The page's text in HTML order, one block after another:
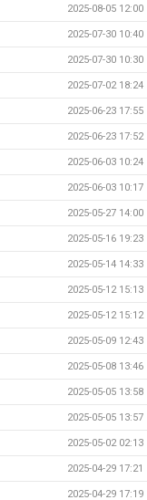
2025-08-05 12:00
2025-07-30 10:40
2025-07-30 10:30
2025-07-02 18:24
2025-06-23 17:55
2025-06-23 17:52
2025-06-03 10:24
2025-06-03 10:17
2025-05-27 14:00
2025-05-16 19:23
2025-05-14 14:33
2025-05-12 15:13
2025-05-12 15:12
2025-05-09 12:43
2025-05-08 13:46
2025-05-05 13:58
2025-05-05 13:57
2025-05-02 02:13
2025-04-29 17:21
2025-04-29 17:19